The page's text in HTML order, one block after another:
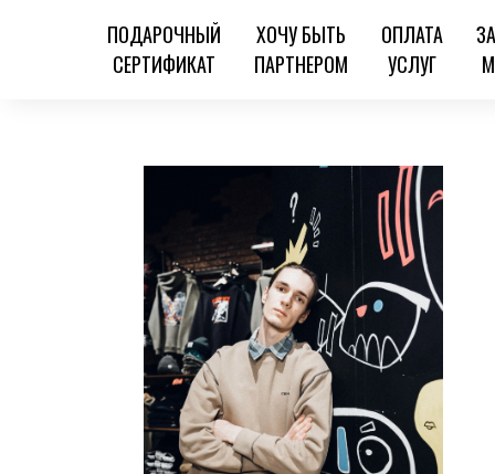
ПОДАРОЧНЫЙ
СЕРТИФИКАТ
ХОЧУ БЫТЬ
ПАРТНЕРОМ
ОПЛАТА
УСЛУГ